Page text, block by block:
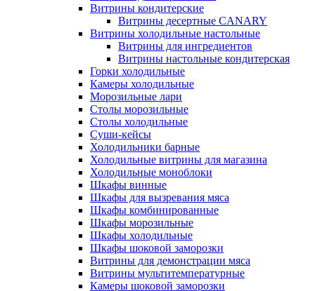
Витрины кондитерские
Витрины десертные CANARY
Витрины холодильные настольные
Витрины для ингредиентов
Витрины настольные кондитерская
Горки холодильные
Камеры холодильные
Морозильные лари
Столы морозильные
Столы холодильные
Суши-кейсы
Холодильники барные
Холодильные витрины для магазина
Холодильные моноблоки
Шкафы винные
Шкафы для вызревания мяса
Шкафы комбинированные
Шкафы морозильные
Шкафы холодильные
Шкафы шоковой заморозки
Витрины для демонстрации мяса
Витрины мультитемпературные
Камеры шоковой заморозки